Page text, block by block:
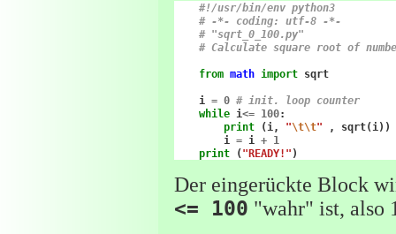
#!/usr/bin/env python3
# -*- coding: utf-8 -*-
# "sqrt_0_100.py"
# Calculate square root of
from math import sqrt
i = 0 # init. loop counter
while i<= 100:
print
(i , "\t\t" , sqrt(i ))
i
= i + 1
print
("READY!" )
Der eingerückte Block
<= 100 "wahr" ist, also